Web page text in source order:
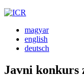
magyar
english
deutsch
Javni konkurs